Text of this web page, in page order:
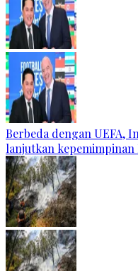
Berbeda dengan UEFA,
lanjutkan kepemimpinan